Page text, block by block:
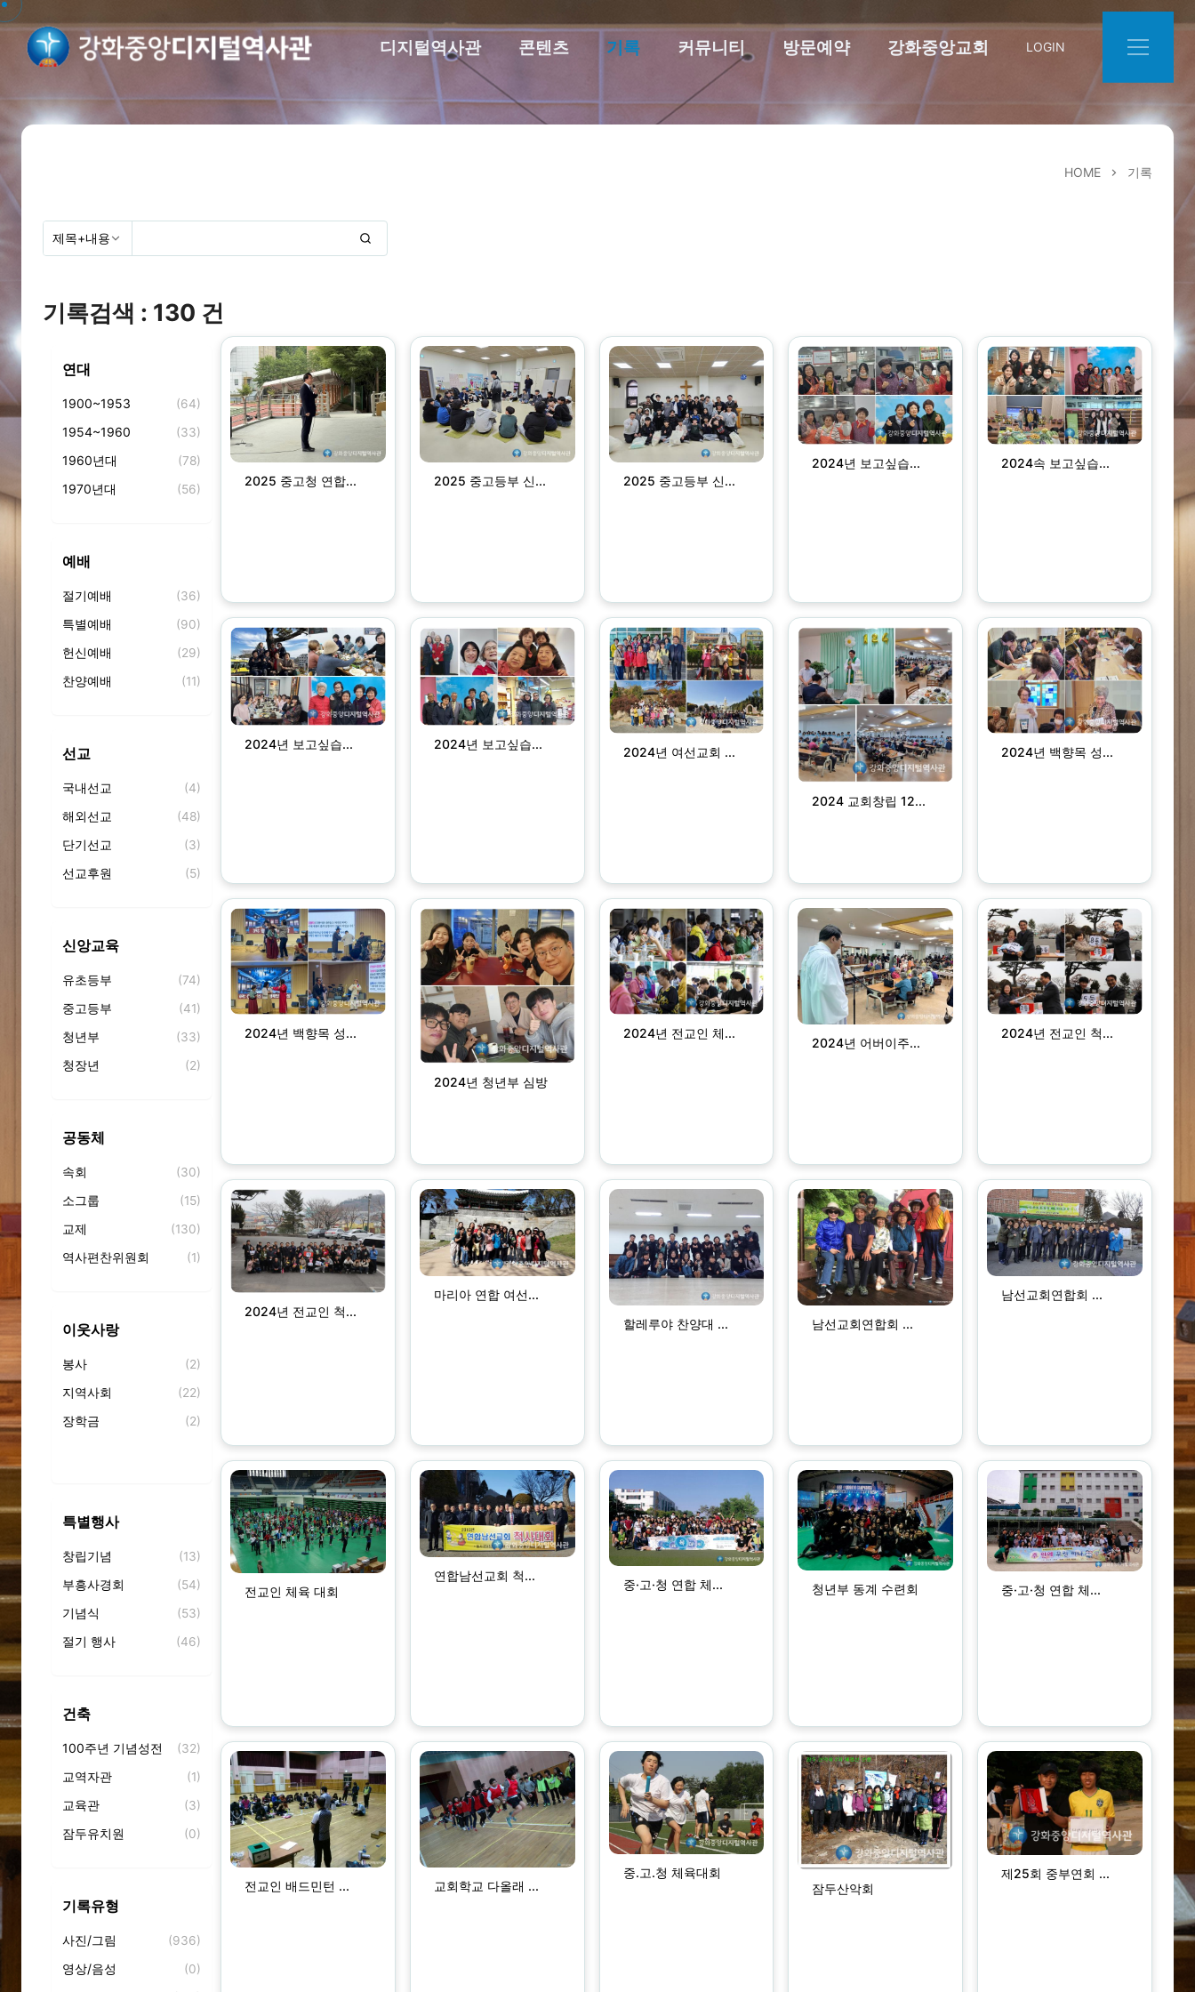
디지털역사관 콘텐츠 기록 커뮤니티 방문예약 강화중앙교회 LOGIN
HOME 기록
기록검색 : 130 건
연대
1900~1953 (64)
1954~1960 (33)
1960년대 (78)
1970년대 (56)
2000년대
2010년대 (146)
2020년대 (213)
예배
절기예배 (36)
특별예배 (90)
헌신예배 (29)
찬양예배 (11)
선교
국내선교 (4)
해외선교 (48)
단기선교 (3)
선교후원 (5)
토요전도대
신앙교육
유초등부 (74)
중고등부 (41)
청년부 (33)
청장년 (2)
성경필사
성경통독 (1)
성경암송 (1)
제자훈련 (72)
새가족 교육 (2)
세례식
공동체
속회 (30)
소그룹 (15)
교제 (130)
역사편찬위원회 (1)
덕신고등학교
이웃사랑
봉사 (2)
지역사회 (22)
장학금 (2)
특별행사
창립기념 (13)
부흥사경회 (54)
기념식 (53)
절기 행사 (46)
사랑방 찻집
세례식 (3)
건축
100주년 기념성전 (32)
교역자관 (1)
교육관 (3)
잠두유치원 (0)
기록유형
사진/그림 (936)
영상/음성 (0)
2025 중고청 연합... 2025 중고등부 신... 2025 중고등부 신...
2024년 보고싶습... 2024속 보고싶습...
2024년 보고싶습... 2024년 보고싶습...
2024년 여선교회 ...
2024 교회창립 12...
2024년 백향목 성...
2024년 백향목 성...
2024년 청년부 심방
2024년 전교인 체...
2024년 어버이주...
2024년 전교인 척...
2024년 전교인 척...
마리아 연합 여선...
할레루야 찬양대 ...
남선교회연합회 ...
남선교회연합회 ...
전교인 체육 대회
연합남선교회 척...
중·고·청 연합 체... 청년부 동계 수련회 중·고·청 연합 체...
전교인 배드민턴 ... 교회학교 다올래 ...
중.고.청 체육대회
잠두산악회
제25회 중부연회 ...